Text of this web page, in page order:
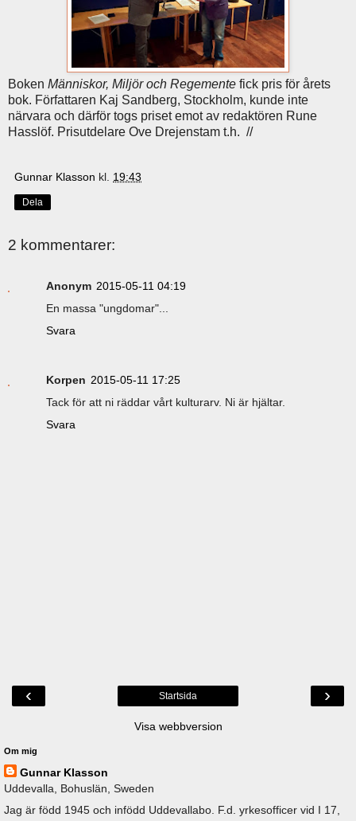
Boken Människor, Miljör och Regemente fick pris för årets
bok. Författaren Kaj Sandberg, Stockholm, kunde inte
närvara och därför togs priset emot av redaktören Rune
Hasslöf. Prisutdelare Ove Drejenstam t.h. //
Gunnar Klasson kl. 19:43
Dela
2 kommentarer:
Anonym 2015-05-11 04:19
En massa "ungdomar"...
Svara
Korpen 2015-05-11 17:25
Tack för att ni räddar vårt kulturarv. Ni är hjältar.
Svara
‹ ›
Startsida
Visa webbversion
Om mig
Gunnar Klasson
Uddevalla, Bohuslän, Sweden
Jag är född 1945 och infödd Uddevallabo. F.d. yrkesofficer vid I 17,